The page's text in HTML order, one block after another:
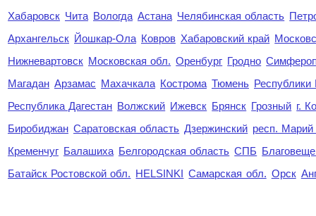
Хабаровск Чита Вологда Астана Челябинская область
Архангельск Йошкар-Ола Ковров Хабаровский край
Нижневартовск Московская обл. Оренбург Гродно
Магадан Арзамас Махачкала Кострома Тюмень Республики
Республика Дагестан Волжский Ижевск Брянск Грозный г.
Биробиджан Саратовская область Дзержинский респ.
Кременчуг Балашиха Белгородская область СПБ
Батайск Ростовской обл. HELSINKI Самарская обл. Орск